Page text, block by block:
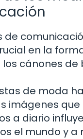
de
en la
cánones de
de moda
imágenes que
a diario
el mundo y a